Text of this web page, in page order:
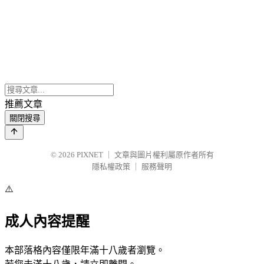
推薦文章
關閉搜尋
© 2026 PIXNET
文章與圖片權利屬原作者所有
隱私權政策
服務聲明
⚠️
成人內容提醒
本部落格內容僅限年滿十八歲者瀏覽。